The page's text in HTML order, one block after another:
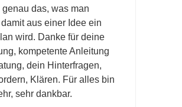
das, was man
aus einer Idee ein
wird. Danke für deine
kompetente Anleitung
dein Hinterfragen,
Klären. Für alles bin
sehr dankbar.